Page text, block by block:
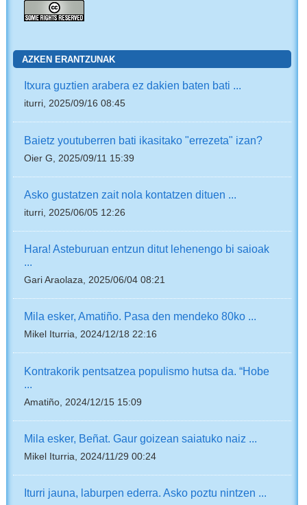
AZKEN ERANTZUNAK
Itxura guztien arabera ez dakien baten bati ...
iturri, 2025/09/16 08:45
Baietz youtuberren bati ikasitako "errezeta" izan?
Oier G, 2025/09/11 15:39
Asko gustatzen zait nola kontatzen dituen ...
iturri, 2025/06/05 12:26
Hara! Asteburuan entzun ditut lehenengo bi saioak
...
Gari Araolaza, 2025/06/04 08:21
Mila esker, Amatiño. Pasa den mendeko 80ko ...
Mikel Iturria, 2024/12/18 22:16
Kontrakorik pentsatzea populismo hutsa da. “Hobe
...
Amatiño, 2024/12/15 15:09
Mila esker, Beñat. Gaur goizean saiatuko naiz ...
Mikel Iturria, 2024/11/29 00:24
Iturri jauna, laburpen ederra. Asko poztu nintzen ...